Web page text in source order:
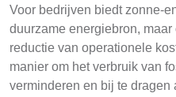
Voor bedrijven biedt zonne-
duurzame energiebron,
reductie van operationele
manier om het verbruik van
verminderen en bij te